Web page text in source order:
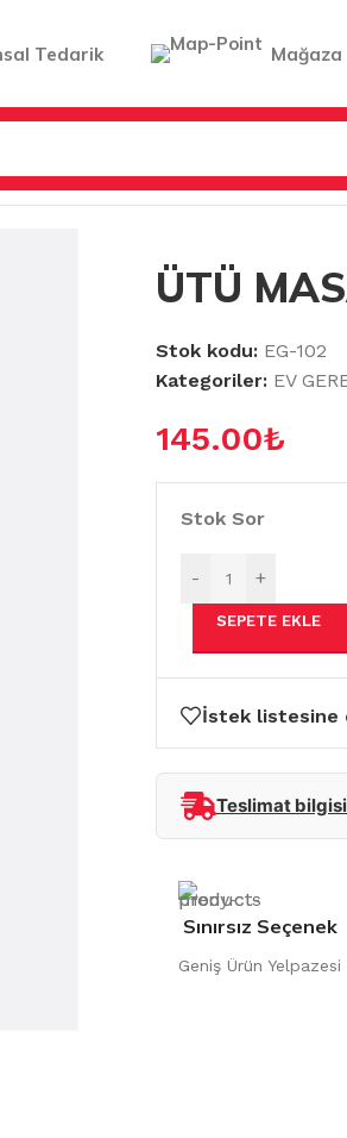
Tedarik Mağaza
ÜTÜ
Stok kodu: EG-102
Kategoriler: EV
145.00₺
Stok Sor
- +
SEPETE EKLE
İstek listesine
Teslimat bilgisi
Sınırsız Seçenek
Geniş Ürün Yelpazesi